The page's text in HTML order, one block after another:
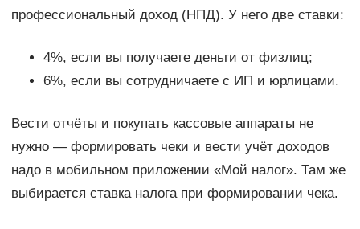
профессиональный доход (НПД). У него две ставки:
4%, если вы получаете деньги от физлиц;
6%, если вы сотрудничаете с ИП и юрлицами.
Вести отчёты и покупать кассовые аппараты не
нужно — формировать чеки и вести учёт доходов
надо в мобильном приложении «Мой налог». Там же
выбирается ставка налога при формировании чека.